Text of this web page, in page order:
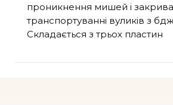
проникнення мишей і
транспортуванні вуликів з
Складається з трьох пластин